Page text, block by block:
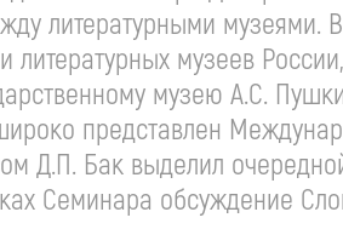
литературными музеями.
литературных музеев
музею А.С.
представлен
Д.П. Бак выделил
Семинара обсуждение